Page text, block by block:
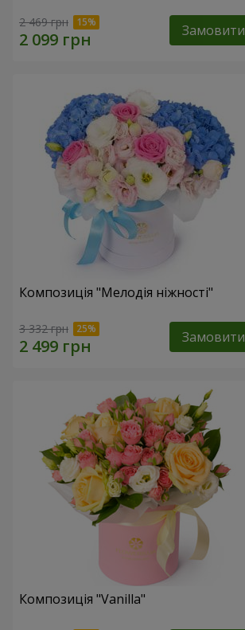
2 469 грн Замовити
Композиція "Мелодія ніжності"
3 332 грн Замовити
Композиція "Vanilla"